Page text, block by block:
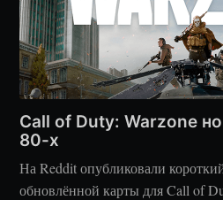
Call of Duty: Warzone
80-х
На Reddit опубликовали
обновлённой карты для Call of